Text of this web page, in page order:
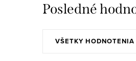
Posledné
VŠETKY HODNOTENIA